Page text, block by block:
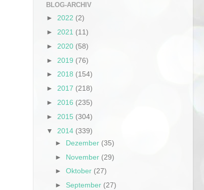
BLOG-ARCHIV
► 2022 (2)
► 2021 (11)
► 2020 (58)
► 2019 (76)
► 2018 (154)
► 2017 (218)
► 2016 (235)
► 2015 (304)
▼ 2014 (339)
► Dezember (35)
► November (29)
►Oktober (27)
► September (27)